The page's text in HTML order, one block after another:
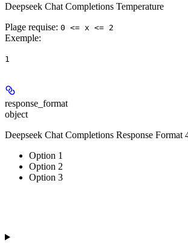
Deepseek Chat Completions Temperature
Plage requise: 0 <= x <= 2
Exemple:
1
response_format
object
Deepseek Chat Completions Response Format
Option 1
Option 2
Option 3